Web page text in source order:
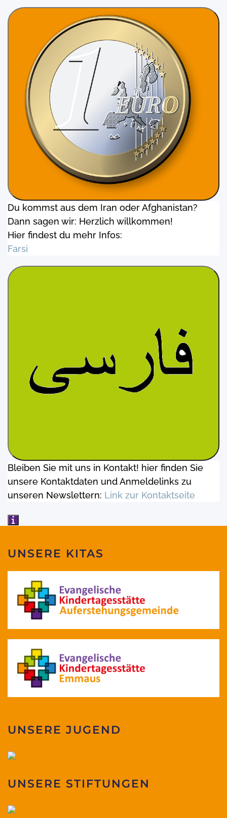
Du kommst aus dem Iran oder Afghanistan?
Dann sagen wir: Herzlich willkommen!
Hier findest du mehr Infos:
Farsi
Bleiben Sie mit uns in Kontakt! hier finden Sie
unsere Kontaktdaten und Anmeldelinks zu
unseren Newslettern: Link zur Kontaktseite
UNSERE KITAS
UNSERE JUGEND
UNSERE STIFTUNGEN